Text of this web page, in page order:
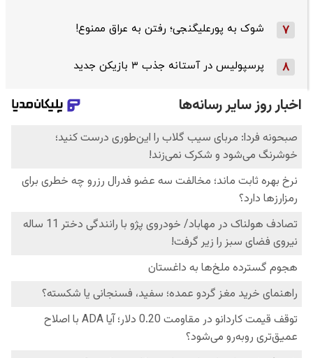
7 شوک به پورعلیگنجی؛ رفتن به عراق ممنوع!
8 پرسپولیس در آستانه جذب ۳ بازیکن جدید